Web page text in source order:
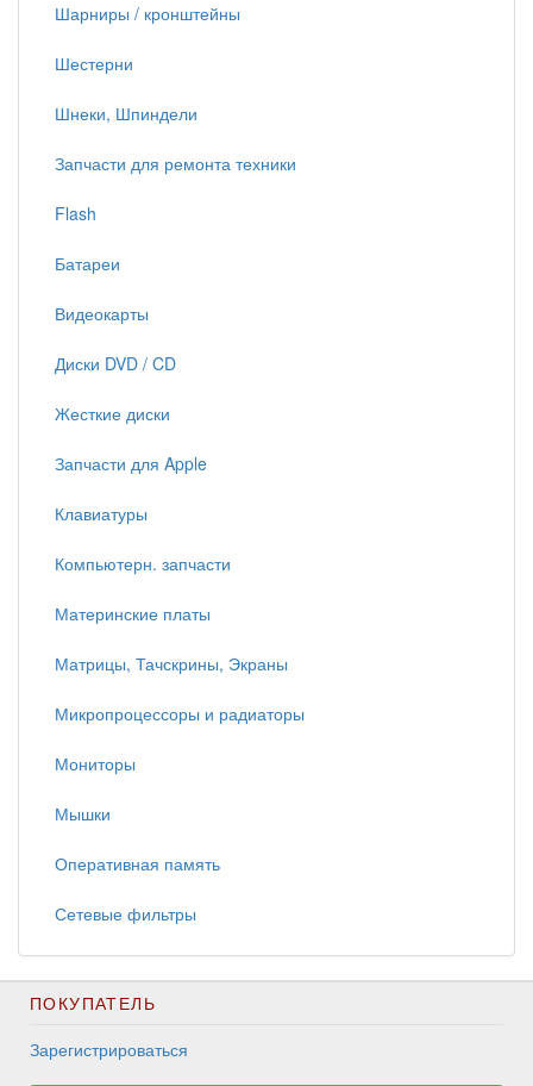
Шарниры / кронштейны
Шестерни
Шнеки, Шпиндели
Запчасти для ремонта техники
Flash
Батареи
Видеокарты
Диски DVD / CD
Жесткие диски
Запчасти для Apple
Клавиатуры
Компьютерн. запчасти
Материнские платы
Матрицы, Тачскрины, Экраны
Микропроцессоры и радиаторы
Мониторы
Мышки
Оперативная память
Сетевые фильтры
ПОКУПАТЕЛЬ
Зарегистрироваться